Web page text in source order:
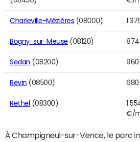
Charleville-Mézières (08000) 1
Bogny-sur-Meuse (08120)
Sedan (08200)
Revin (08500)
Rethel (08300)
1
€/
À Champigneul-sur-Vence, le parc